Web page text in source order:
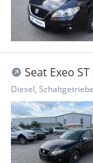
Seat Exeo
Diesel,